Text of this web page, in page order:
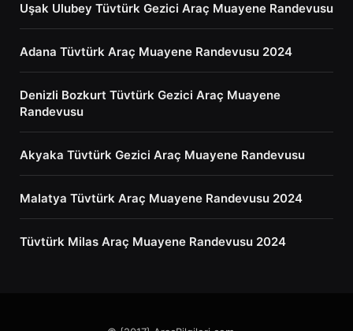
Uşak Ulubey Tüvtürk Gezici Araç Muayene Randevusu
Adana Tüvtürk Araç Muayene Randevusu 2024
Denizli Bozkurt Tüvtürk Gezici Araç Muayene
Randevusu
Akyaka Tüvtürk Gezici Araç Muayene Randevusu
Malatya Tüvtürk Araç Muayene Randevusu 2024
Tüvtürk Milas Araç Muayene Randevusu 2024